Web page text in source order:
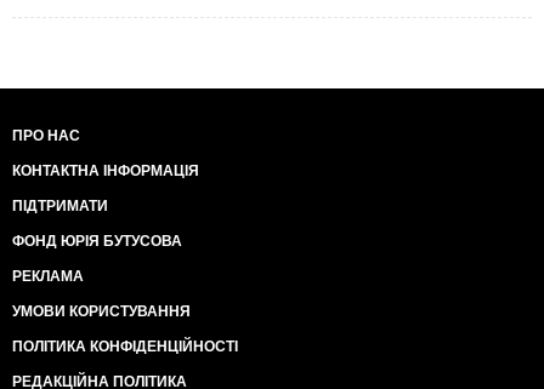
ПРО НАС
КОНТАКТНА ІНФОРМАЦІЯ
ПІДТРИМАТИ
ФОНД ЮРІЯ БУТУСОВА
РЕКЛАМА
УМОВИ КОРИСТУВАННЯ
ПОЛІТИКА КОНФІДЕНЦІЙНОСТІ
РЕДАКЦІЙНА ПОЛІТИКА